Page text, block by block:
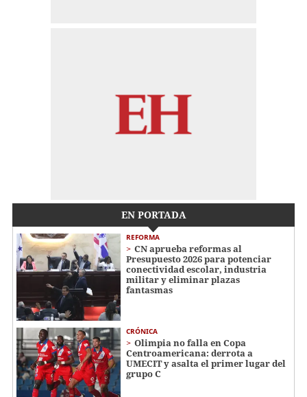
EN PORTADA
REFORMA
CN aprueba reformas al
Presupuesto 2026 para potenciar
conectividad escolar, industria
militar y eliminar plazas
fantasmas
CRÓNICA
Olimpia no falla en Copa
Centroamericana: derrota a
UMECIT y asalta el primer lugar del
grupo C